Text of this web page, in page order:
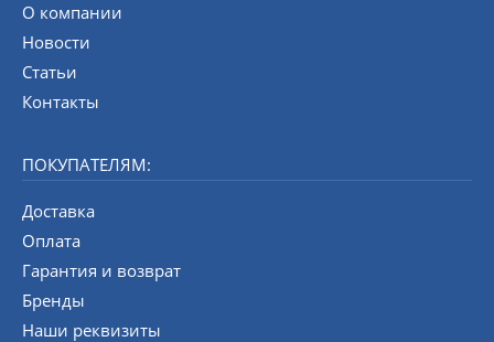
О компании
Новости
Статьи
Контакты
ПОКУПАТЕЛЯМ:
Доставка
Оплата
Гарантия и возврат
Бренды
Наши реквизиты